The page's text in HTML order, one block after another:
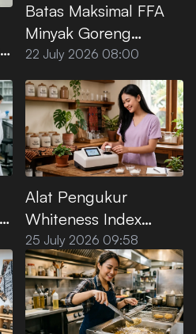
Batas Maksimal FFA
Minyak Goreng
Premium Menurut SNI
22 July 2026 08:00
Alat Pengukur
Whiteness Index
Tepung Kanji Premium
25 July 2026 09:58